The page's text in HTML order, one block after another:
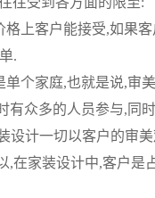
上客户能接受,如果
.
个家庭,也就是说,审
有众多的人员参与,同
设计一切以客户的审
,在家装设计中,客户是